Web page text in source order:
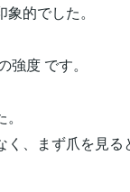
的でした。
強度 です。
く、まず爪を見る